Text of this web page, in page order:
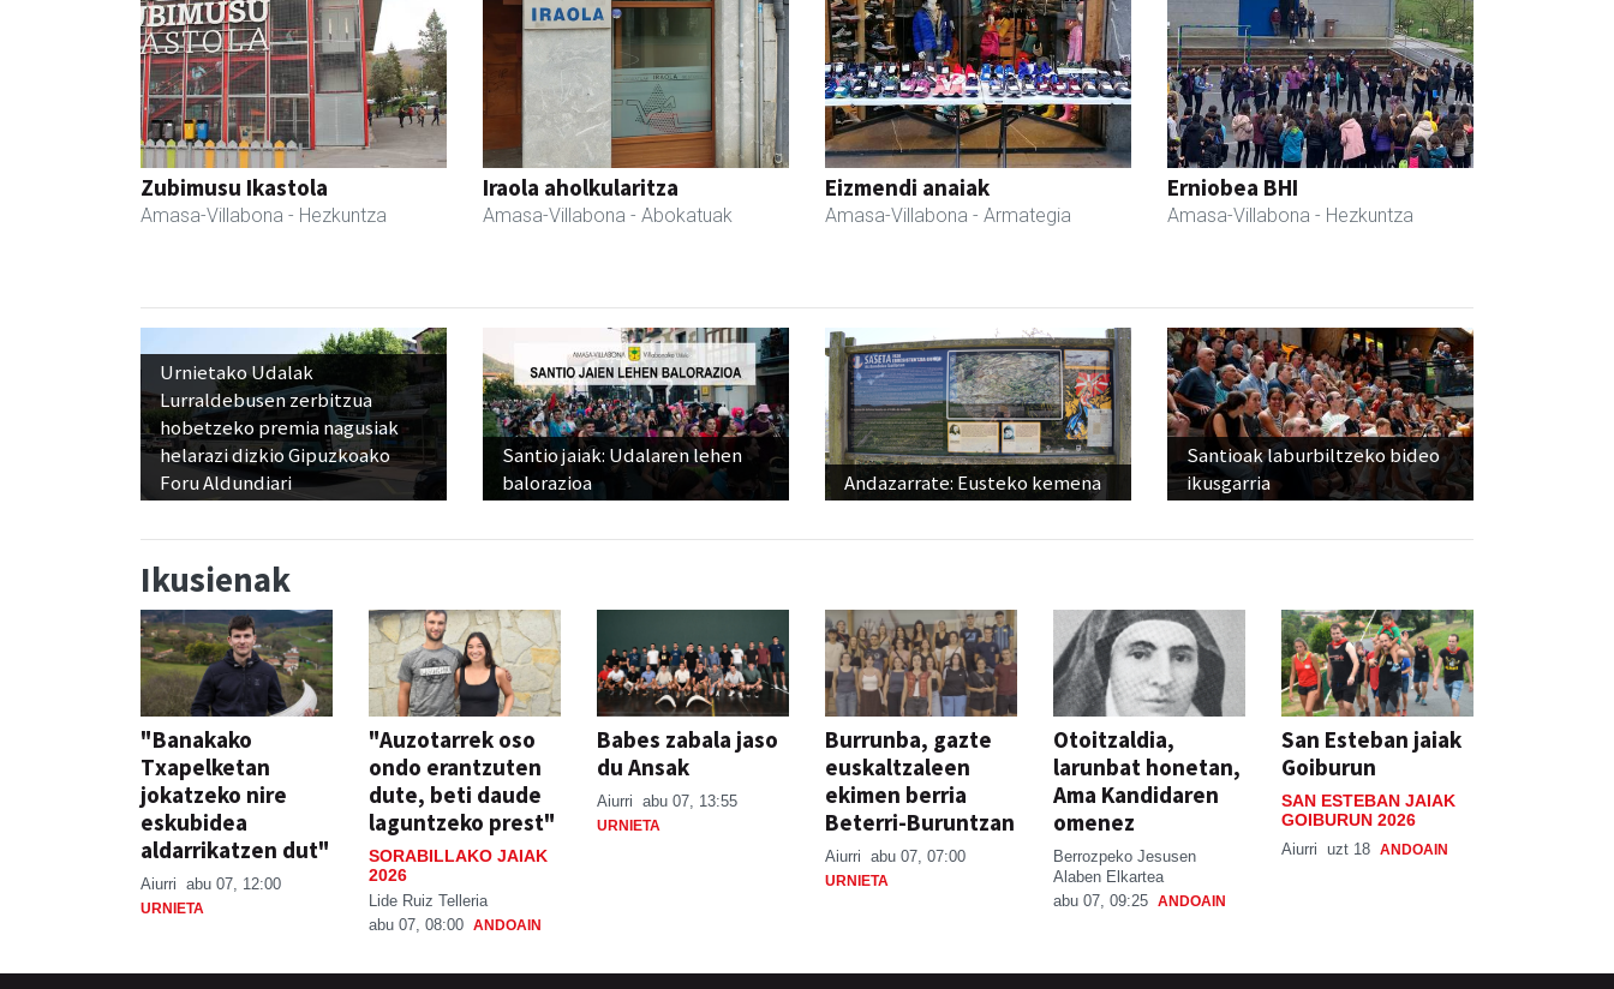
Zubimusu Ikastola
Amasa-Villabona - Hezkuntza
Iraola aholkularitza
Amasa-Villabona - Abokatuak
Eizmendi anaiak
Amasa-Villabona - Armategia
Erniobea BHI
Amasa-Villabona - Hezkuntza
Urnietako Udalak
Lurraldebusen zerbitzua
hobetzeko premia nagusiak
helarazi dizkio Gipuzkoako
Foru Aldundiari
Santio jaiak: Udalaren lehen
balorazioa
Andazarrate: Eusteko kemena
Santioak laburbiltzeko bideo
ikusgarria
Ikusienak
"Banakako
Txapelketan
jokatzeko nire
eskubidea
aldarrikatzen dut"
Aiurri abu 07, 12:00
URNIETA
"Auzotarrek oso
ondo erantzuten
dute, beti daude
laguntzeko prest"
SORABILLAKO JAIAK
2026
Lide Ruiz Telleria
abu 07, 08:00 ANDOAIN
Babes zabala jaso
du Ansak
Aiurri abu 07, 13:55
URNIETA
Burrunba, gazte
euskaltzaleen
ekimen berria
Beterri-Buruntzan
Aiurri abu 07, 07:00
URNIETA
Otoitzaldia,
larunbat honetan,
Ama Kandidaren
omenez
Berrozpeko Jesusen
Alaben Elkartea
abu 07, 09:25 ANDOAIN
San Esteban jaiak
Goiburun
SAN ESTEBAN JAIAK
GOIBURUN 2026
Aiurri uzt 18 ANDOAIN